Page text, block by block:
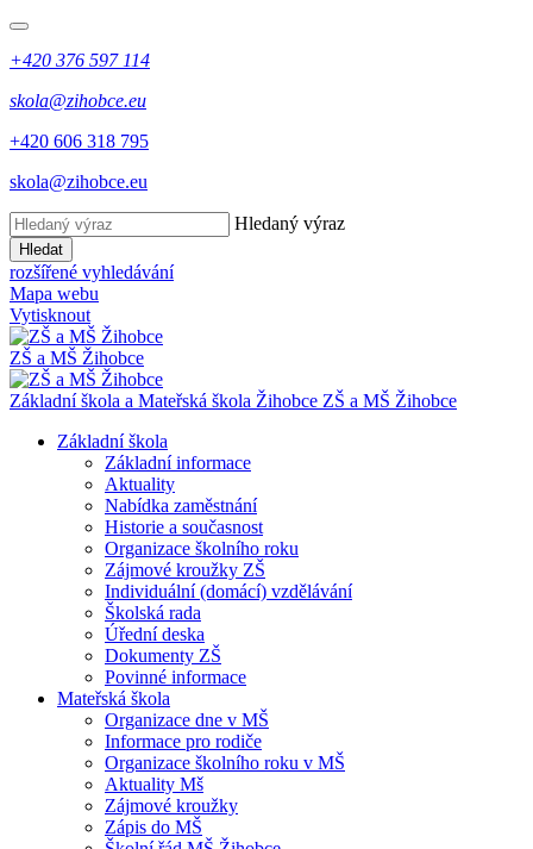
+420 376 597 114
skola@zihobce.eu
+420 606 318 795
skola@zihobce.eu
Hledaný výraz
Hledat
rozšířené vyhledávání
Mapa webu
Vytisknout
ZŠ a MŠ Žihobce
Základní škola a Mateřská škola Žihobce ZŠ a MŠ Žihobce
Základní škola
Základní informace
Aktuality
Nabídka zaměstnání
Historie a současnost
Organizace školního roku
Zájmové kroužky ZŠ
Individuální (domácí) vzdělávání
Školská rada
Úřední deska
Dokumenty ZŠ
Povinné informace
Mateřská škola
Organizace dne v MŠ
Informace pro rodiče
Organizace školního roku v MŠ
Aktuality Mš
Zájmové kroužky
Zápis do MŠ